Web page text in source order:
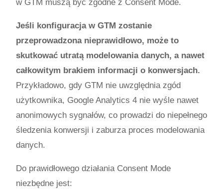
w GTM muszą być zgodne z Consent Mode.
Jeśli konfiguracja w GTM zostanie
przeprowadzona nieprawidłowo, może to
skutkować utratą modelowania danych, a nawet
całkowitym brakiem informacji o konwersjach.
Przykładowo, gdy GTM nie uwzględnia zgód
użytkownika, Google Analytics 4 nie wyśle nawet
anonimowych sygnałów, co prowadzi do niepełnego
śledzenia konwersji i zaburza proces modelowania
danych.
Do prawidłowego działania Consent Mode
niezbędne jest: